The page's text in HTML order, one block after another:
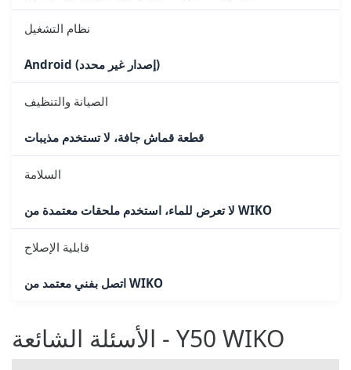
نظام التشغيل
Android (إصدار غير محدد)
الصيانة والتنظيف
قطعة قماش جافة، لا تستخدم مذيبات
السلامة
لا تعرض للماء، استخدم ملحقات معتمدة من WIKO
قابلية الإصلاح
اتصل بفني معتمد من WIKO
الأسئلة الشائعة - Y50 WIKO